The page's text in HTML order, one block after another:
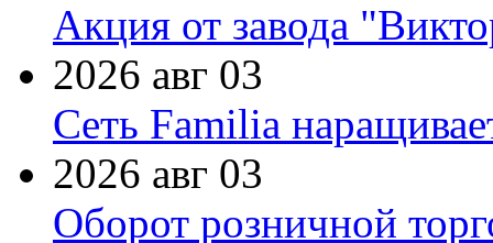
Акция от завода
2026 авг 03
Сеть Familia
2026 авг 03
Оборот розничной